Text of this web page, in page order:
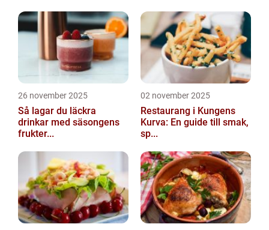
26 november 2025
Så lagar du läckra
drinkar med säsongens
frukter...
02 november 2025
Restaurang i Kungens
Kurva: En guide till smak,
sp...